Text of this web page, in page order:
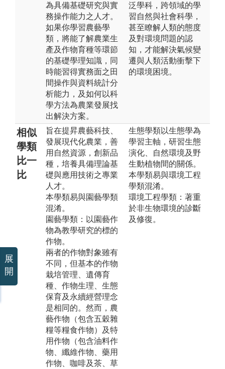
為具備基礎研究與實
務操作能力之人才。
如果你學習農藝學
類，將能了解農業生
產及作物育種等環節
的基礎學理知識，同
時能習得實務面之田
間操作與資料統計分
析能力，及如何以科
學方法為農業發展找
出解決方案。
泛學科，跨領域的學
習自然與社會科學，
甚至瞭解人類的態度
及對環境問題的認
知，才能解決氣候變
遷與人類活動衝擊下
的環境困境。
相似
學類
比一
比
旨在提昇農藝科技、
發展現代化農業，善
用自然資源，創新品
種，培養具備理論基
礎與應用技術之專業
人才。
本學類易與園藝學類
混淆。
園藝學類：以園藝作
物為教學研究的標的
作物。
兩者的作物對象雖有
不同，但基本的作物
栽培管理、遺傳育
種、作物生理、生態
保育及永續經營理念
是相同的。然而，農
藝作物（包含五穀雜
糧等糧食作物）及特
用作物（包含油料作
物、纖維作物、藥用
作物、咖啡及茶、草
生態學類以生態學為
學習主軸，研習生態
演化、自然環境及野
生動植物間的關係。
本學類易與環境工程
學類混淆。
環境工程學類：著重
於非生物環境的診斷
及修復。
展
開